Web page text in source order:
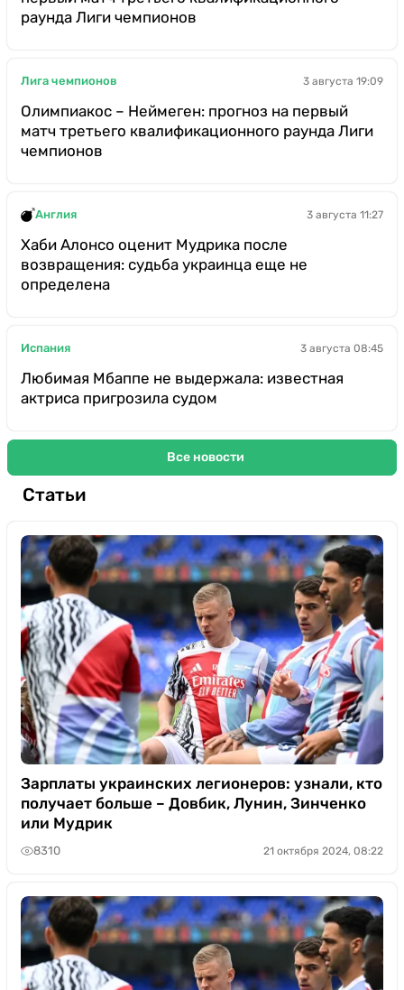
раунда Лиги чемпионов
Лига чемпионов 3 августа 19:09
Олимпиакос – Неймеген: прогноз на первый
матч третьего квалификационного раунда Лиги
чемпионов
Англия 3 августа 11:27
Хаби Алонсо оценит Мудрика после
возвращения: судьба украинца еще не
определена
Испания 3 августа 08:45
Любимая Мбаппе не выдержала: известная
актриса пригрозила судом
Все новости
Статьи
Зарплаты украинских легионеров: узнали, кто
получает больше – Довбик, Лунин, Зинченко
или Мудрик
8310 21 октября 2024, 08:22